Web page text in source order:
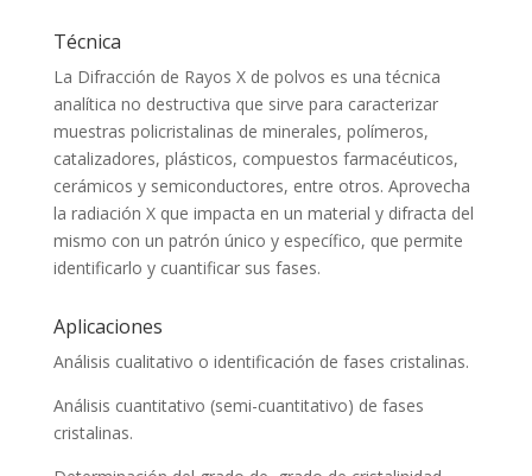
Técnica
La Difracción de Rayos X de polvos es una técnica
analítica no destructiva que sirve para caracterizar
muestras policristalinas de minerales, polímeros,
catalizadores, plásticos, compuestos farmacéuticos,
cerámicos y semiconductores, entre otros. Aprovecha
la radiación X que impacta en un material y difracta del
mismo con un patrón único y específico, que permite
identificarlo y cuantificar sus fases.
Aplicaciones
Análisis cualitativo o identificación de fases cristalinas.
Análisis cuantitativo (semi-cuantitativo) de fases
cristalinas.